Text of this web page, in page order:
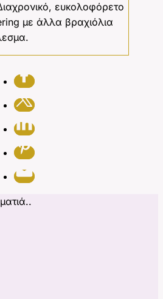
ευκολοφόρετο
με άλλα βραχιόλια